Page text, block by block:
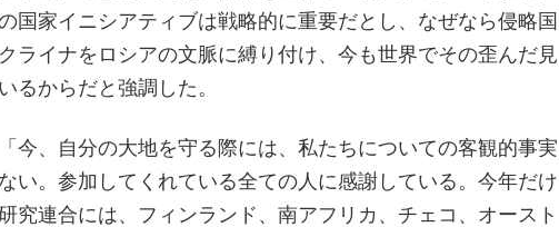
国家イニシアティブは戦略的に重要だとし、なぜなら侵略国
ライナをロシアの文脈に縛り付け、今も世界でその歪んだ見
るからだと強調した。
今、自分の大地を守る際には、私たちについての客観的事実
い。参加してくれている全ての人に感謝している。今年だけ
究連合には、フィンランド、南アフリカ、チェコ、オースト